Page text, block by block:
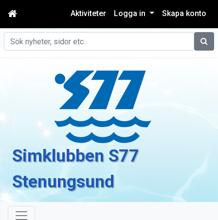
Aktiviteter Logga in Skapa konto
Sök
Simklubben S77
Stenungsund